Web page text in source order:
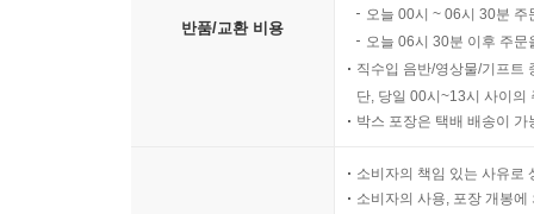
반품/교환 비용
오늘 00시 ~ 06시 30분
오늘 06시 30분 이후 주
직수입 음반/영상물/기프트
단, 당일 00시~13시 사이의
박스 포장은 택배 배송이
소비자의 책임 있는 사유로
소비자의 사용, 포장 개봉